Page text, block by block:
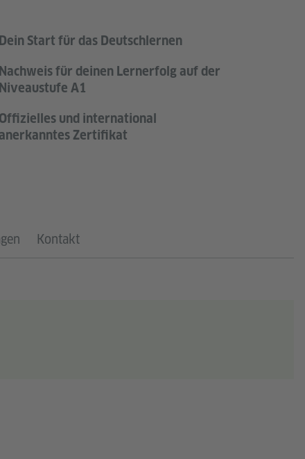
Dein Start für das Deutschlernen
Nachweis für deinen Lernerfolg auf der
Niveaustufe A1
Offizielles und international
anerkanntes Zertifikat
Kontakt